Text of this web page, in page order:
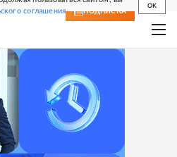
соглашения
OK
ПОДПИСКА